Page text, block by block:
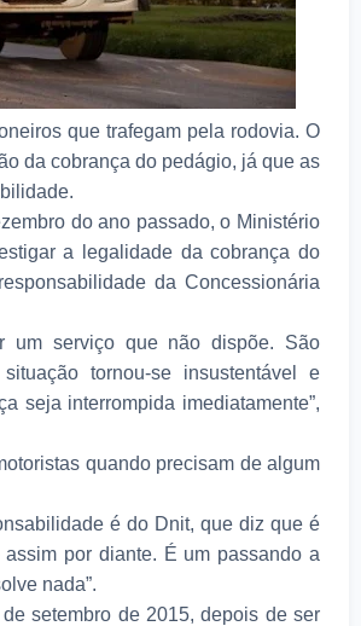
que trafegam pela rodovia. O
da cobrança do pedágio, já que as
do ano passado, o Ministério
a legalidade da cobrança do
da Concessionária
um serviço que não dispõe. São
tornou-se insustentável e
seja interrompida imediatamente”,
quando precisam de algum
é do Dnit, que diz que é
por diante. É um passando a
nada”.
setembro de 2015, depois de ser